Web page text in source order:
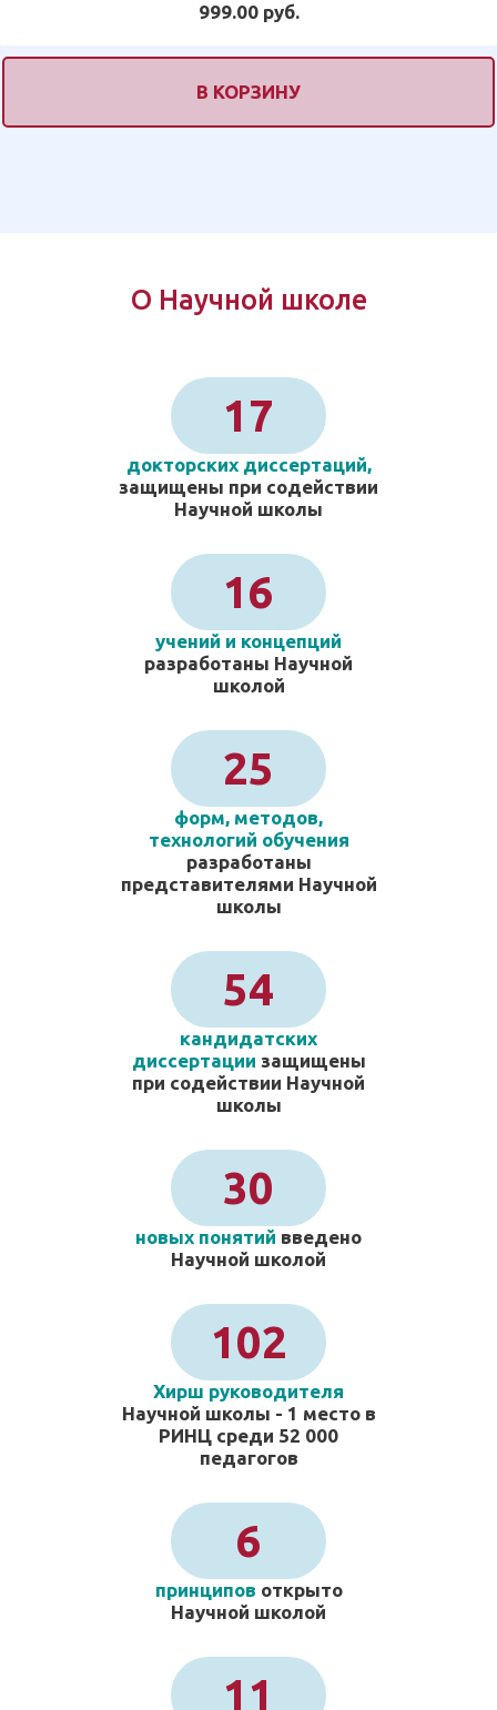
999.00 руб.
В КОРЗИНУ
О Научной школе
17
докторских диссертаций,
защищены при содействии
Научной школы
16
учений и концепций
разработаны Научной
школой
25
форм, методов,
технологий обучения
разработаны
представителями Научной
школы
54
кандидатских
диссертации защищены
при содействии Научной
школы
30
новых понятий введено
Научной школой
102
Хирш руководителя
Научной школы - 1 место в
РИНЦ среди 52 000
педагогов
6
принципов открыто
Научной школой
11